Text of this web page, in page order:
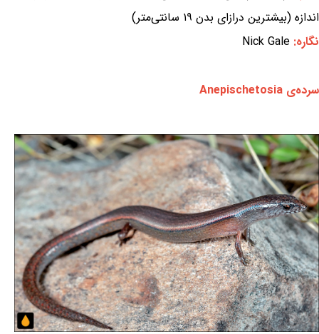
اندازه (بیشترین درازای بدن ۱۹ سانتی‌متر)
نگاره: Nick Gale
سرده‌ی Anepischetosia